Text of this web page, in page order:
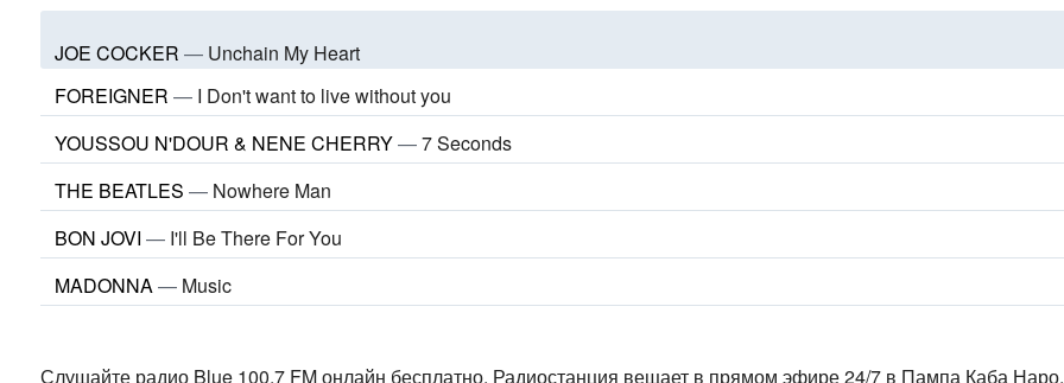
JOE COCKER — Unchain My Heart
FOREIGNER — I Don't want to live without you
YOUSSOU N'DOUR & NENE CHERRY—7 Seconds
THE BEATLES — Nowhere Man
BON JOVI — I'll Be There For You
MADONNA— Music
Слушайте радио Blue 100.7 FM онлайн бесплатно. Радиостанция вещает в прямом эфире 24/7 в Пампа Каба Наро,